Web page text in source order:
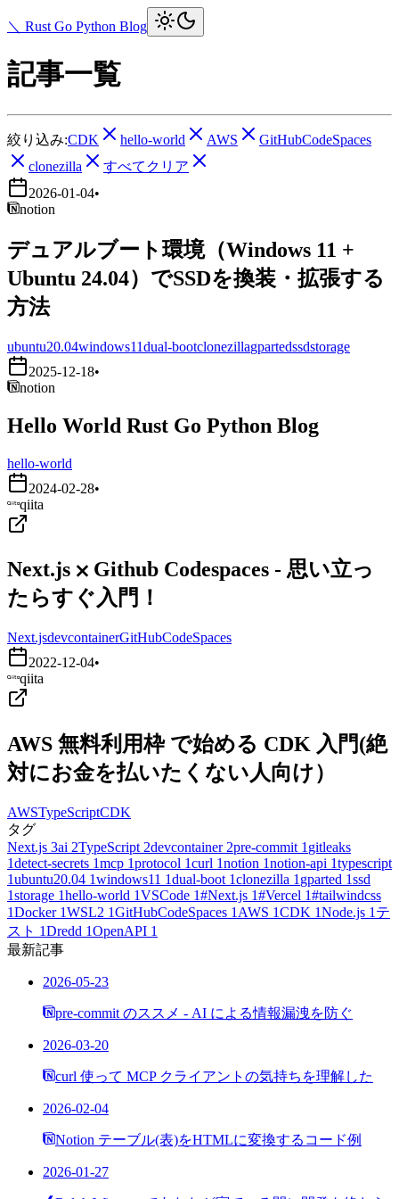
＼ Rust Go Python Blog
記事一覧
絞り込み:CDK hello-world AWS
GitHubCodeSpaces
clonezilla
すべてクリア
2026-01-04•
notion
デュアルブート環境（Windows 11 +
Ubuntu 24.04）でSSDを換装・拡張する
方法
ubuntu20.04windows11dual-bootclonezillagpartedssdstorage
2025-12-18•
notion
Hello World Rust Go Python Blog
hello-world
2024-02-28•
qiita
Next.js ⨉ Github Codespaces - 思い立っ
たらすぐ入門！
Next.jsdevcontainerGitHubCodeSpaces
2022-12-04•
qiita
AWS 無料利用枠 で始める CDK 入門(絶
対にお金を払いたくない人向け）
AWSTypeScriptCDK
タグ
Next.js 3ai 2TypeScript 2devcontainer 2pre-commit 1 gitleaks
1detect-secrets 1mcp 1protocol 1curl 1notion 1notion-api 1typescript
1ubuntu20.04 1windows11 1dual-boot 1clonezilla 1 gparted 1ssd
1storage 1hello-world 1VSCode 1#Next.js 1#Vercel 1#tailwindcss
1Docker 1WSL2 1GitHubCodeSpaces 1 AWS 1CDK 1Node.js 1 テ
スト 1Dredd 1OpenAPI 1
最新記事
2026-05-23
pre-commit のススメ - AI による情報漏洩を防ぐ
2026-03-20
curl 使って MCP クライアントの気持ちを理解した
2026-02-04
Notion テーブル(表)をHTMLに変換するコード例
2026-01-27